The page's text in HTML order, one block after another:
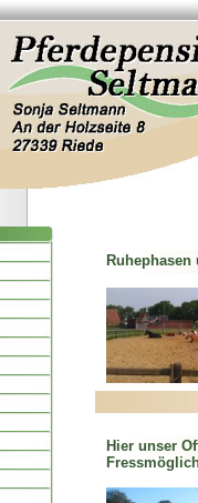
Hier unser